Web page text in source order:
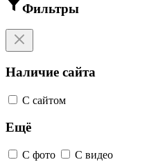
Фильтры
Наличие сайта
С сайтом
Ещё
С фото С видео